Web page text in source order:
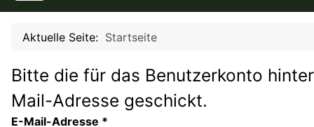
Aktuelle Seite: Startseite
Bitte die für das Benutzerkonto
Mail-Adresse geschickt.
E-Mail-Adresse *